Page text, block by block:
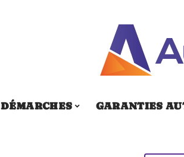
DÉMARCHES GARANTIES